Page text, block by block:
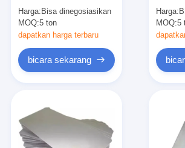
dekorasi konstruksi
Penggunaan industri
Ketebalan ukuran
kustom
Harga: Bisa dinegosiasikan
MOQ:5 ton
dapatkan harga terbaru
bicara sekarang
Harga:
MOQ:5